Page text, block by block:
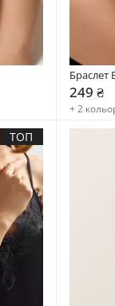
Браслет
249 ₴
+ 2
ТОП